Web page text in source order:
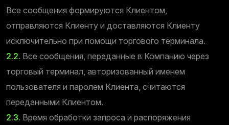
Все сообщения формируются Клиентом,
отправляются Клиенту и доставляются Клиенту
исключительно при помощи торгового терминала.
2.2. Все сообщения, переданные в Компанию через
торговый терминал, авторизованный именем
пользователя и паролем Клиента, считаются
переданными Клиентом.
2.3. Время обработки запроса и распоряжения